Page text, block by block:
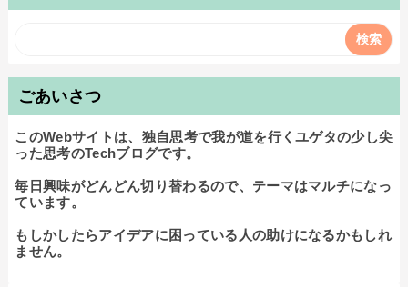
ごあいさつ
このWebサイトは、独自思考で我が道を行くユゲタの少し尖
った思考のTechブログです。
毎日興味がどんどん切り替わるので、テーマはマルチになっ
ています。
もしかしたらアイデアに困っている人の助けになるかもしれ
ません。